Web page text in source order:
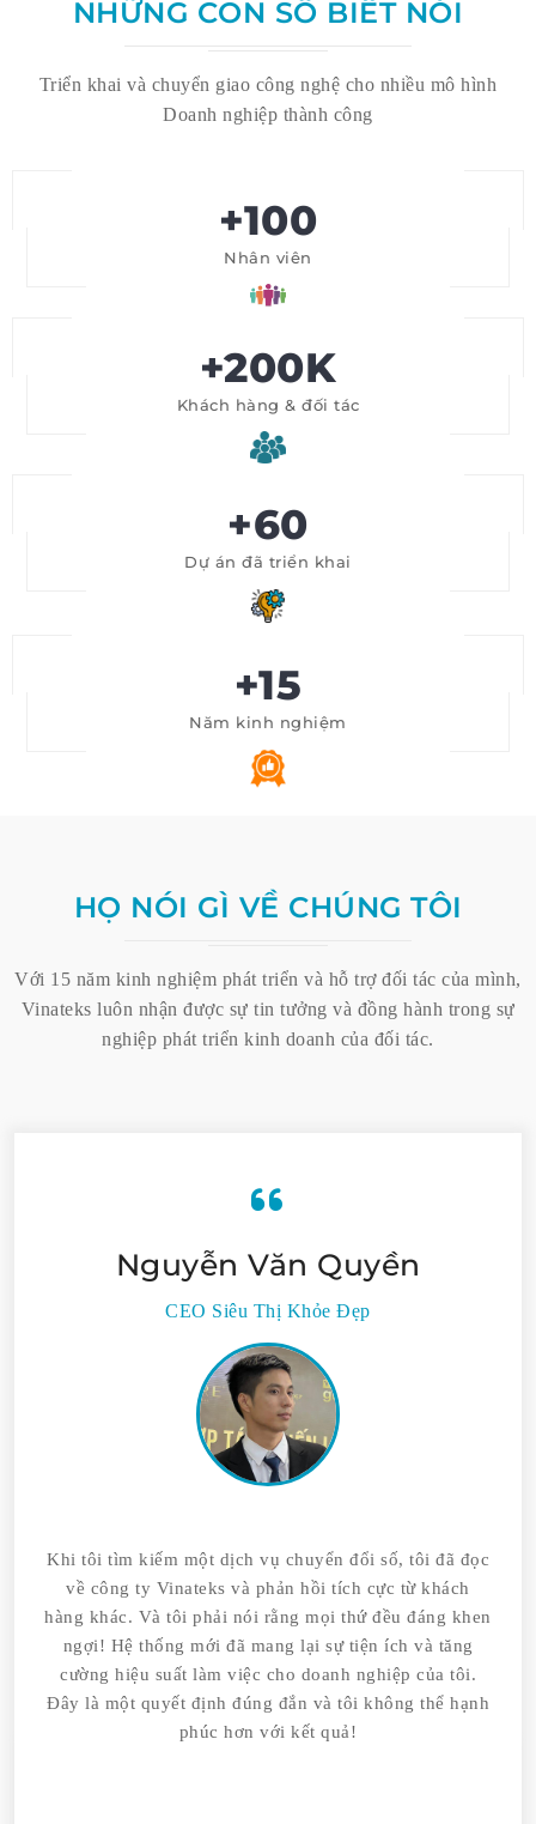
NHỮNG CON SỐ BIẾT NÓI
Triển khai và chuyển giao công nghệ cho nhiều mô hình
Doanh nghiệp thành công
+100
Nhân viên
+200K
Khách hàng & đối tác
+60
Dự án đã triển khai
+15
Năm kinh nghiệm
HỌ NÓI GÌ VỀ CHÚNG TÔI
Với 15 năm kinh nghiệm phát triển và hỗ trợ đối tác của mình,
Vinateks luôn nhận được sự tin tưởng và đồng hành trong sự
nghiệp phát triển kinh doanh của đối tác.
Nguyễn Văn Quyền
CEO Siêu Thị Khỏe Đẹp
Khi tôi tìm kiếm một dịch vụ chuyển đổi số, tôi đã đọc
về công ty Vinateks và phản hồi tích cực từ khách
hàng khác. Và tôi phải nói rằng mọi thứ đều đáng khen
ngợi! Hệ thống mới đã mang lại sự tiện ích và tăng
cường hiệu suất làm việc cho doanh nghiệp của tôi.
Đây là một quyết định đúng đắn và tôi không thể hạnh
phúc hơn với kết quả!